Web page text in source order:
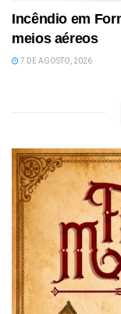
Incêndio em
meios aéreos
7 DE AGOSTO, 2026